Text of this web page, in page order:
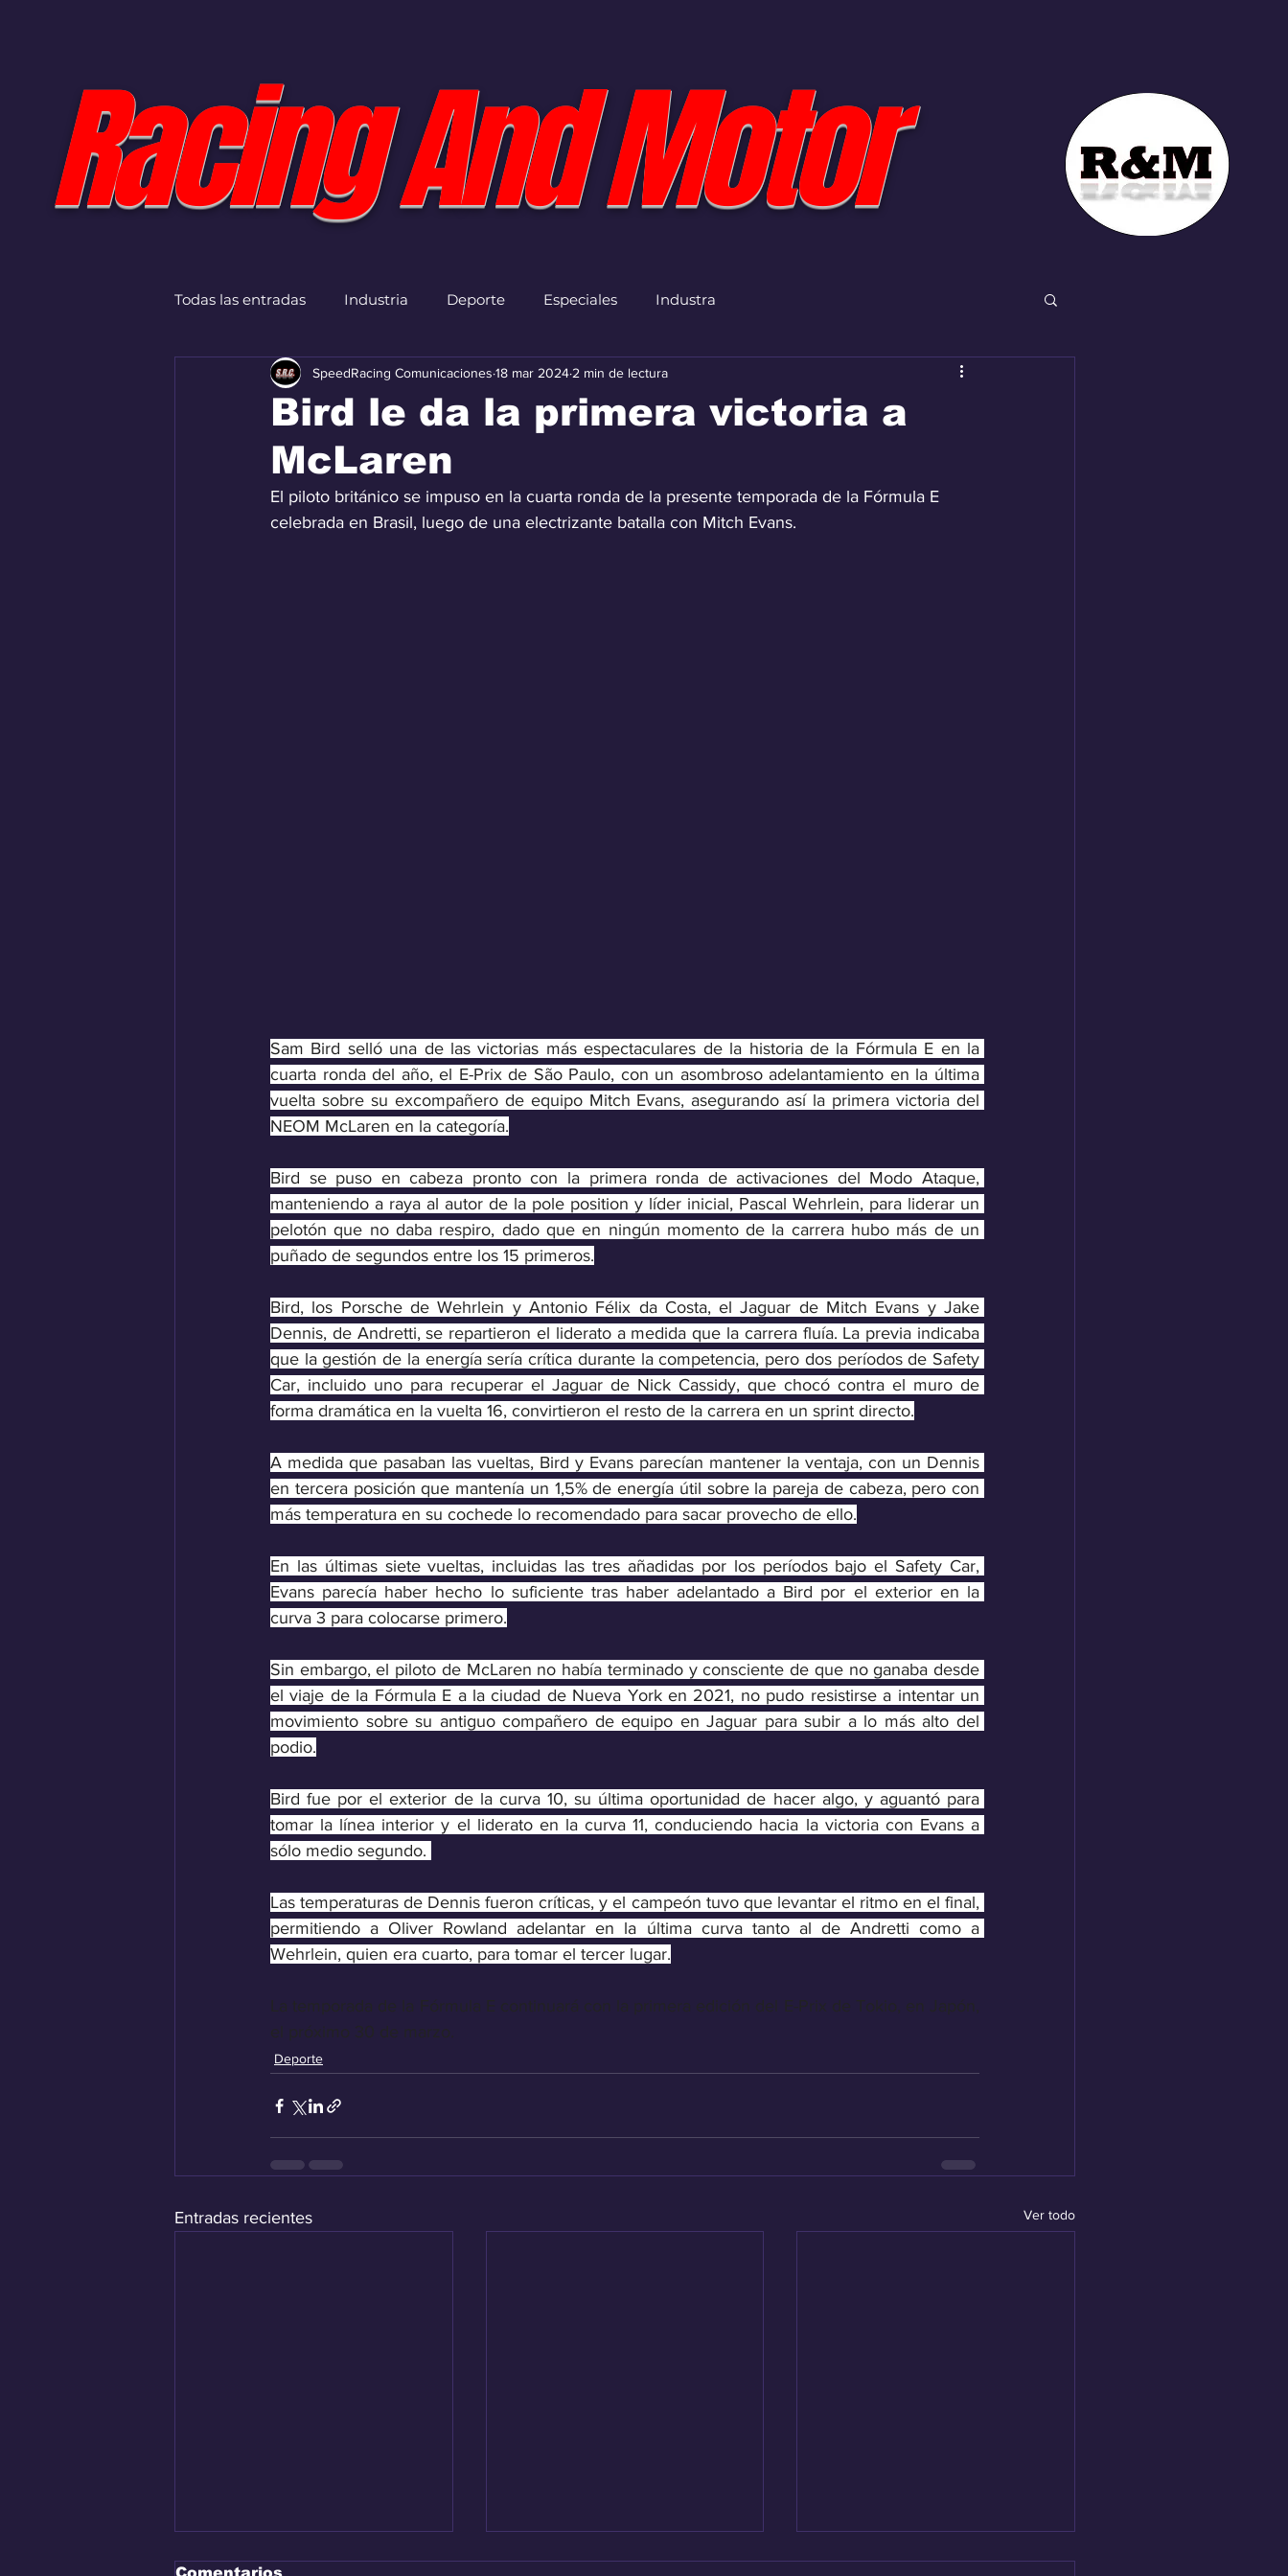
Racing And Motor
Todas las entradas Industria Deporte Especiales Industra
Bird le da la primera victoria a
McLaren
SpeedRacing Comunicaciones 18 mar 2024 2 min de lectura
El piloto británico se impuso en la cuarta ronda de la presente temporada de la Fórmula E
celebrada en Brasil, luego de una electrizante batalla con Mitch Evans.
Sam Bird selló una de las victorias más espectaculares de la historia de la Fórmula E en la
cuarta ronda del año, el E-Prix de São Paulo, con un asombroso adelantamiento en la última
vuelta sobre su excompañero de equipo Mitch Evans, asegurando así la primera victoria del
NEOM McLaren en la categoría.
Bird se puso en cabeza pronto con la primera ronda de activaciones del Modo Ataque,
manteniendo a raya al autor de la pole position y líder inicial, Pascal Wehrlein, para liderar un
pelotón que no daba respiro, dado que en ningún momento de la carrera hubo más de un
puñado de segundos entre los 15 primeros.
Bird, los Porsche de Wehrlein y Antonio Félix da Costa, el Jaguar de Mitch Evans y Jake
Dennis, de Andretti, se repartieron el liderato a medida que la carrera fluía. La previa indicaba
que la gestión de la energía sería crítica durante la competencia, pero dos períodos de Safety
Car, incluido uno para recuperar el Jaguar de Nick Cassidy, que chocó contra el muro de
forma dramática en la vuelta 16, convirtieron el resto de la carrera en un sprint directo.
A medida que pasaban las vueltas, Bird y Evans parecían mantener la ventaja, con un Dennis
en tercera posición que mantenía un 1,5% de energía útil sobre la pareja de cabeza, pero con
más temperatura en su cochede lo recomendado para sacar provecho de ello.
En las últimas siete vueltas, incluidas las tres añadidas por los períodos bajo el Safety Car,
Evans parecía haber hecho lo suficiente tras haber adelantado a Bird por el exterior en la
curva 3 para colocarse primero.
Sin embargo, el piloto de McLaren no había terminado y consciente de que no ganaba desde
el viaje de la Fórmula E a la ciudad de Nueva York en 2021, no pudo resistirse a intentar un
movimiento sobre su antiguo compañero de equipo en Jaguar para subir a lo más alto del
podio.
Bird fue por el exterior de la curva 10, su última oportunidad de hacer algo, y aguantó para
tomar la línea interior y el liderato en la curva 11, conduciendo hacia la victoria con Evans a
sólo medio segundo.
Las temperaturas de Dennis fueron críticas, y el campeón tuvo que levantar el ritmo en el final,
permitiendo a Oliver Rowland adelantar en la última curva tanto al de Andretti como a
Wehrlein, quien era cuarto, para tomar el tercer lugar.
La temporada de la Fórmula E continuará con la primera edición del E-Prix de Tokio, en Japón,
el próximo 30 de marzo.
Deporte
Entradas recientes Ver todo
Comentarios